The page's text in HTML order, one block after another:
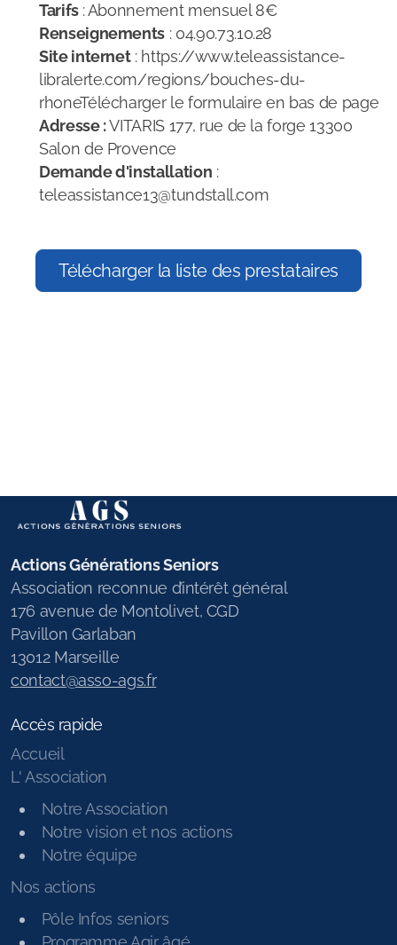
Tarifs : Abonnement mensuel 8€
Renseignements : 04.90.73.10.28
Site internet: https://www.teleassistance-
libralerte.com/regions/bouches-du-
rhoneTélécharger le formulaire en bas de page
Adresse :VITARIS 177, rue de la forge 13300
Salon de Provence
Demande d'installation :
teleassistance13@tundstall.com
Télécharger la liste des prestataires
Actions Générations Seniors
Association reconnue d’intérêt général
176 avenue de Montolivet, CGD
Pavillon Garlaban
13012 Marseille
contact@asso-ags.fr
Accès rapide
Accueil
L' Association
Notre Association
Notre vision et nos actions
Notre équipe
Nos actions
Pôle Infos seniors